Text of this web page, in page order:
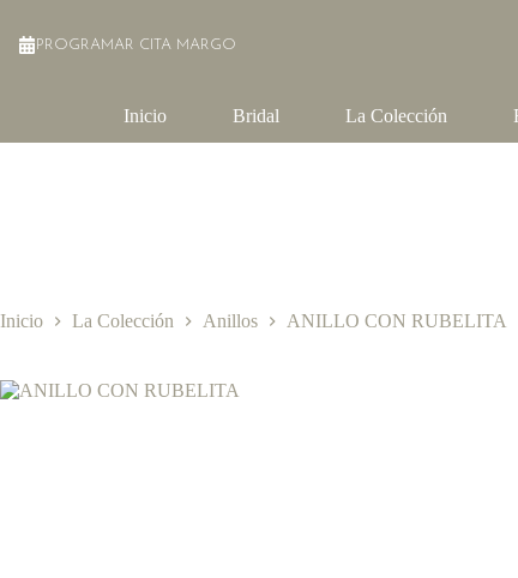
contenidoPROGRAMAR CITA MARGO
Inicio
Bridal La Colección
Inicio La Colección Anillos ANILLO CON RUBELITA